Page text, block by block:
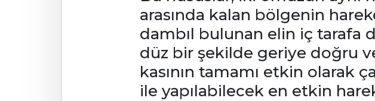
arasında kalan bölgenin
dambıl bulunan elin iç tarafa
düz bir şekilde geriye doğru
kasının tamamı etkin olarak
ile yapılabilecek en etkin